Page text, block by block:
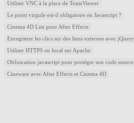
Utiliser VNC à la place de TeamViewer
Le point virgule est-il obligatoire en Javascript ?
Cinema 4D Lite pour After Effects
Enregistrer les clics sur des liens externes avec jQuery
Utiliser HTTPS en local sur Apache
Obfuscation javascript pour protéger son code source
Cineware avec After Effects et Cinema 4D